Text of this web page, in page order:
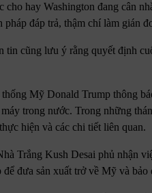
cho hay Washington đang cân
pháp đáp trả, thậm chí làm gián
tin cũng lưu ý rằng quyết định
Mỹ Donald Trump thông
máy trong nước. Trong những
hiện và các chi tiết liên quan.
Trắng Kush Desai phủ nhận
để đưa sản xuất trở về Mỹ và